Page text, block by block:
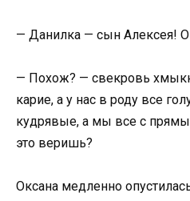
— Данилка — сын Алексея!
— Похож? — свекровь
карие, а у нас в роду все
кудрявые, а мы все с
это веришь?
Оксана медленно